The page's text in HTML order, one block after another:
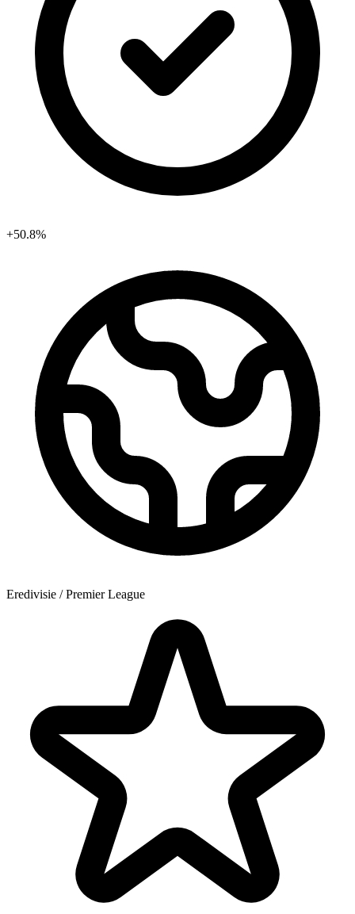
+50.8%
Eredivisie / Premier League